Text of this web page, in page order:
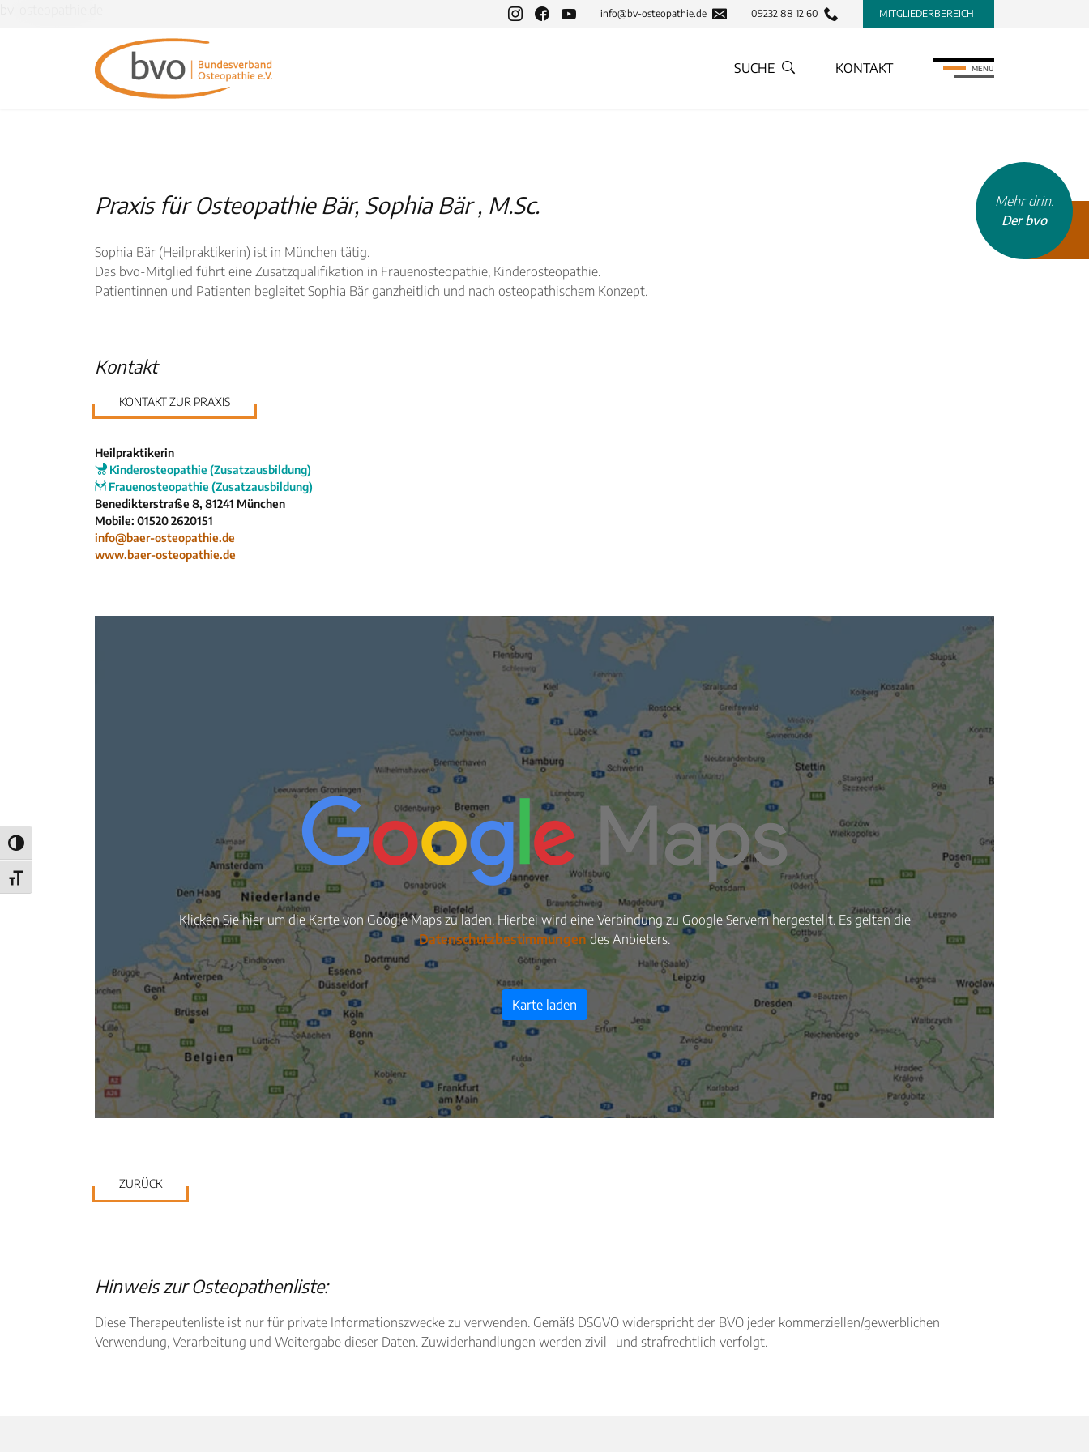
Umschalten auf hohe Kontraste
Schrift vergrößern
info@bv-osteopathie.de 09232 88 12 60 MITGLIEDERBEREICH
SUCHE KONTAKT MENU
Praxis für Osteopathie Bär, Sophia Bär , M.Sc.
Sophia Bär (Heilpraktikerin) ist in München tätig.
Das bvo-Mitglied führt eine Zusatzqualifikation in Frauenosteopathie, Kinderosteopathie.
Patientinnen und Patienten begleitet Sophia Bär ganzheitlich und nach osteopathischem Konzept.
Kontakt
KONTAKT ZUR PRAXIS
Heilpraktikerin
Kinderosteopathie (Zusatzausbildung)
Frauenosteopathie (Zusatzausbildung)
Benedikterstraße 8, 81241 München
Mobile: 01520 2620151
info@baer-osteopathie.de
www.baer-osteopathie.de
Klicken Sie hier um die Karte von Google Maps zu laden. Hierbei wird eine Verbindung zu Google Servern hergestellt. Es gelten die
Datenschutzbestimmungendes Anbieters.
Karte laden
ZURÜCK
Hinweis zur Osteopathenliste:
Diese Therapeutenliste ist nur für private Informationszwecke zu verwenden. Gemäß DSGVO widerspricht der BVO jeder kommerziellen/gewerblichen
Verwendung, Verarbeitung und Weitergabe dieser Daten. Zuwiderhandlungen werden zivil- und strafrechtlich verfolgt.
Mehr drin.
Der bvo